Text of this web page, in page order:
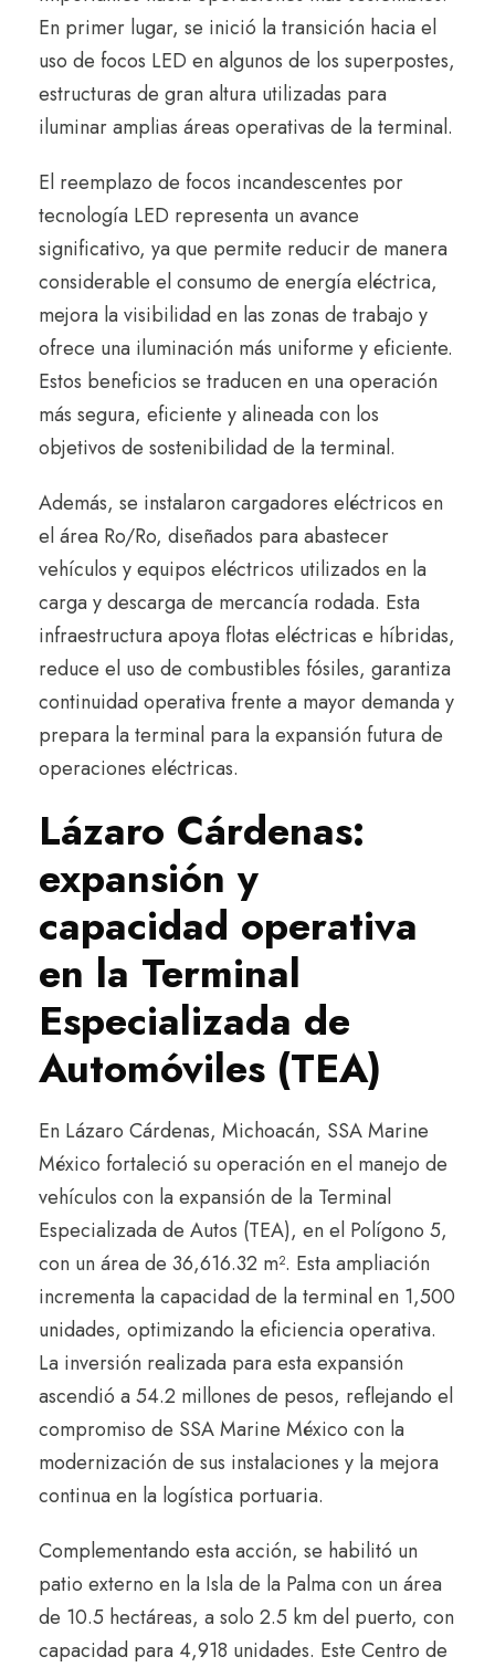
En primer lugar, se inició la transición hacia el
uso de focos LED en algunos de los superpostes,
estructuras de gran altura utilizadas para
iluminar amplias áreas operativas de la terminal.
El reemplazo de focos incandescentes por
tecnología LED representa un avance
significativo, ya que permite reducir de manera
considerable el consumo de energía eléctrica,
mejora la visibilidad en las zonas de trabajo y
ofrece una iluminación más uniforme y eficiente.
Estos beneficios se traducen en una operación
más segura, eficiente y alineada con los
objetivos de sostenibilidad de la terminal.
Además, se instalaron cargadores eléctricos en
el área Ro/Ro, diseñados para abastecer
vehículos y equipos eléctricos utilizados en la
carga y descarga de mercancía rodada. Esta
infraestructura apoya flotas eléctricas e híbridas,
reduce el uso de combustibles fósiles, garantiza
continuidad operativa frente a mayor demanda y
prepara la terminal para la expansión futura de
operaciones eléctricas.
Lázaro Cárdenas:
expansión y
capacidad operativa
en la Terminal
Especializada de
Automóviles (TEA)
En Lázaro Cárdenas, Michoacán, SSA Marine
México fortaleció su operación en el manejo de
vehículos con la expansión de la Terminal
Especializada de Autos (TEA), en el Polígono 5,
con un área de 36,616.32 m². Esta ampliación
incrementa la capacidad de la terminal en 1,500
unidades, optimizando la eficiencia operativa.
La inversión realizada para esta expansión
ascendió a 54.2 millones de pesos, reflejando el
compromiso de SSA Marine México con la
modernización de sus instalaciones y la mejora
continua en la logística portuaria.
Complementando esta acción, se habilitó un
patio externo en la Isla de la Palma con un área
de 10.5 hectáreas, a solo 2.5 km del puerto, con
capacidad para 4,918 unidades. Este Centro de